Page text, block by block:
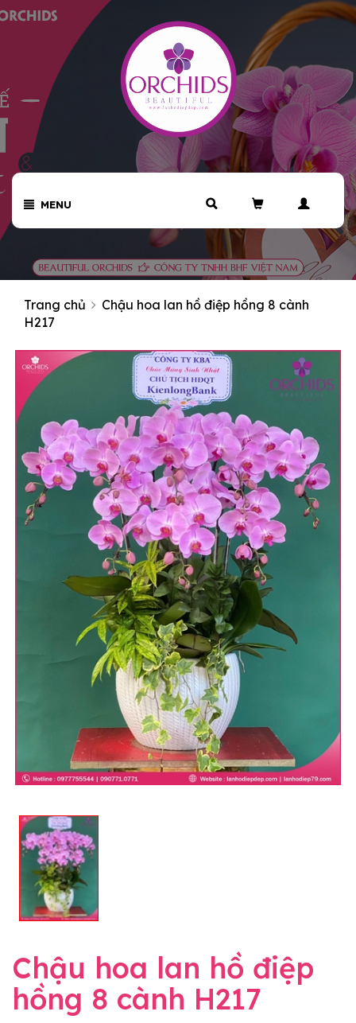
MENU
Trang chủ
Chậu hoa lan hồ điệp hồng 8 cành
H217
Chậu hoa lan hồ điệp
hồng 8 cành H217